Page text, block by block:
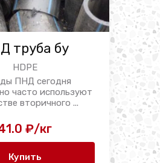
труба бу
HDPE
ПНД сегодня
часто используют
вторичного ...
₽/кг
Купить